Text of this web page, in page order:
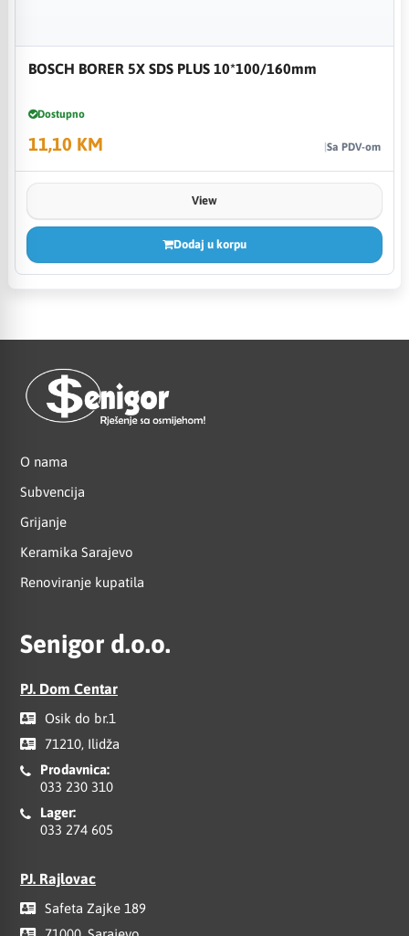
BOSCH BORER 5X SDS PLUS 10*100/160mm
Dostupno
11,10 KM Sa PDV-om
View
Dodaj u korpu
O nama
Subvencija
Grijanje
Keramika Sarajevo
Renoviranje kupatila
Senigor d.o.o.
PJ. Dom Centar
Osik do br.1
71210, Ilidža
Prodavnica:
033 230 310
Lager:
033 274 605
PJ. Rajlovac
Safeta Zajke 189